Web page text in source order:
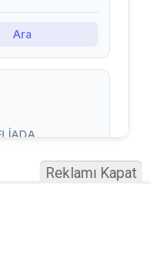
Reklamı Kapat